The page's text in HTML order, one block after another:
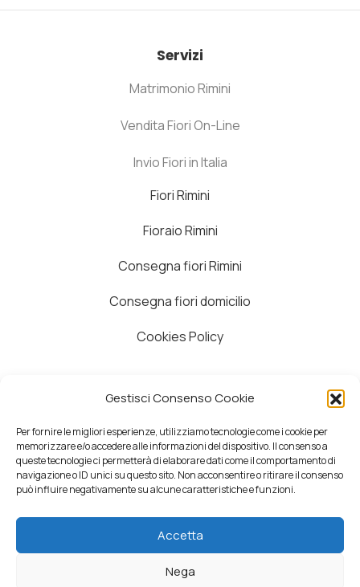
Gestisci Consenso Cookie
Per fornire le migliori esperienze, utilizziamo tecnologie come i cookie per
memorizzare e/o accedere alle informazioni del dispositivo. Il consenso a
queste tecnologie ci permetterà di elaborare dati come il comportamento di
navigazione o ID unici su questo sito. Non acconsentire o ritirare il consenso
può influire negativamente su alcune caratteristiche e funzioni.
Accetta
Nega
Servizi
Matrimonio Rimini
Vendita Fiori On-Line
Invio Fiori in Italia
Fiori Rimini
Fioraio Rimini
Consegna fiori Rimini
Consegna fiori domicilio
Cookies Policy
Dove siamo
Whatsapp
Via Lagomaggio 48F